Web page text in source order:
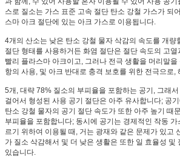
스로 질소는 가스 표준 고속 절단 탄소 강철 가스가 되
스마 아크 절단에 있는 아크 가스로 이용됩니다.
4개의 산소는 낮은 탄소 강철 물자 삭감의 속도를 개량
절단 형태를 사용하거든 화염 절단은 절단 속도의 고
빨리 플라스마 아크이고, 그러나 전극 생활을 머리말
항의 사용, 및 아크 반대로 충격 보호를 위한 전극으로,
5개, 대략 78% 질소의 부피율을 포함하는 공기, 그래
걸어서 형성된 사용 공기 절단은 아주 유사합니다; 공
탄소 강철 물자의 공기 절단 속도가 또한 아주 높기 때
부피율을 포함합니다; 동시에 공기는 경제적인 작동
르기 위하여 이용될 때, 거는 광재와 같은 문제가 있고
가 질소 삭감해서 및 더 낮은 생활은 또한 일 효율성 및
있습니다.